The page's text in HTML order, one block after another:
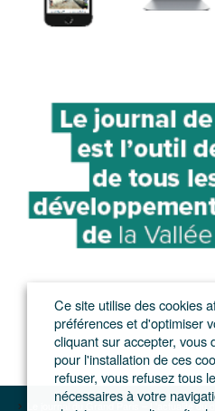
Le journal du Grand Paris – L'actualité du
Ce site utilise des cookies
préférences et d'optimiser
cliquant sur accepter, vous
pour l'installation de ces
refuser, vous refusez tous
nécessaires à votre